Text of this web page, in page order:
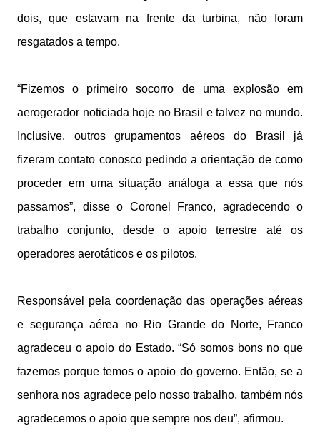
dois, que estavam na frente da turbina, não foram
resgatados a tempo.
“Fizemos o primeiro socorro de uma explosão em
aerogerador noticiada hoje no Brasil e talvez no mundo.
Inclusive, outros grupamentos aéreos do Brasil já
fizeram contato conosco pedindo a orientação de como
proceder em uma situação análoga a essa que nós
passamos”, disse o Coronel Franco, agradecendo o
trabalho conjunto, desde o apoio terrestre até os
operadores aerotáticos e os pilotos.
Responsável pela coordenação das operações aéreas
e segurança aérea no Rio Grande do Norte, Franco
agradeceu o apoio do Estado. “Só somos bons no que
fazemos porque temos o apoio do governo. Então, se a
senhora nos agradece pelo nosso trabalho, também nós
agradecemos o apoio que sempre nos deu”, afirmou.